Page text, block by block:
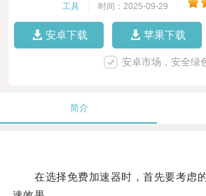
工具 时间：2025-09-29
安卓下载 苹果下载
安卓市场，安全绿
简介
在选择免费加速器时，首先要考虑